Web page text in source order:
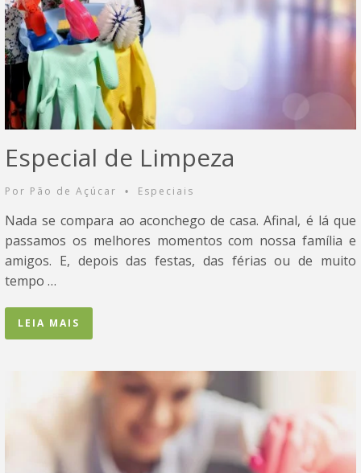
Especial de Limpeza
Por Pão de Açúcar • Especiais
Nada se compara ao aconchego de casa. Afinal, é lá que
passamos os melhores momentos com nossa família e
amigos. E, depois das festas, das férias ou de muito
tempo …
LEIA MAIS